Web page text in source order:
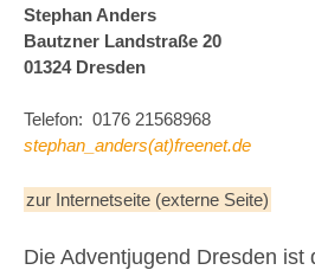
Stephan Anders
Bautzner Landstraße 20
01324 Dresden
Telefon: 0176 21568968
stephan_anders(at)freenet.de
zur Internetseite (externe Seite)
Die Adventjugend Dresden ist